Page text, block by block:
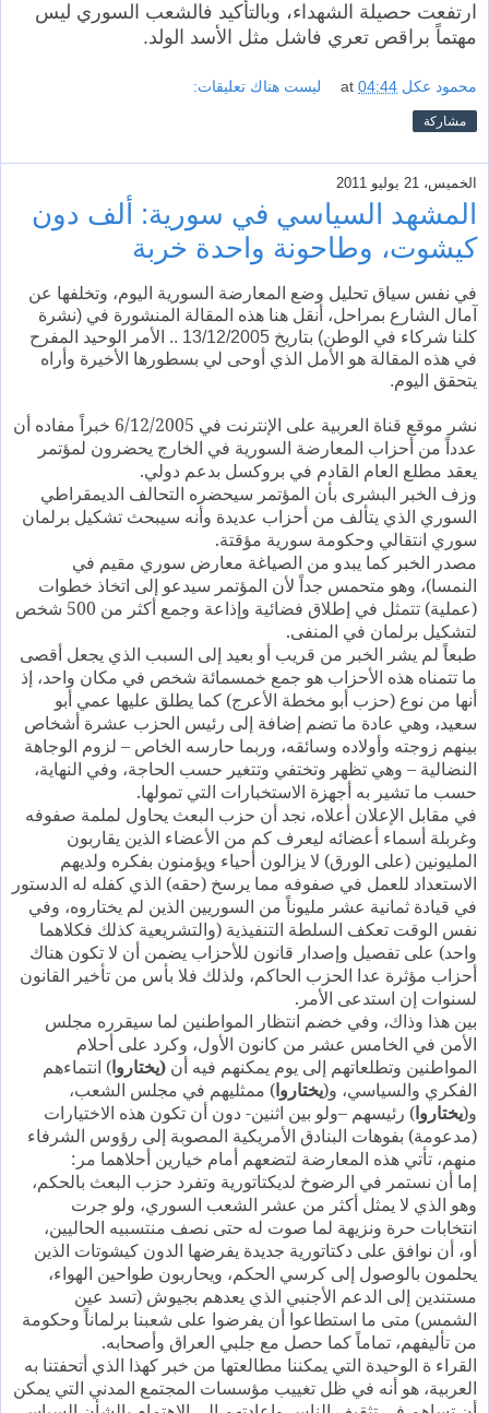
ارتفعت حصيلة الشهداء، وبالتأكيد فالشعب السوري ليس
مهتماً براقص تعري فاشل مثل الأسد الولد.
محمود عكل at 04:44 ليست هناك تعليقات:
مشاركة
الخميس، 21 يوليو 2011
المشهد السياسي في سورية: ألف دون
كيشوت، وطاحونة واحدة خربة
في نفس سياق تحليل وضع المعارضة السورية اليوم، وتخلفها عن
آمال الشارع بمراحل، أنقل هنا هذه المقالة المنشورة في (نشرة
كلنا شركاء في الوطن) بتاريخ 13/12/2005 .. الأمر الوحيد المفرح
في هذه المقالة هو الأمل الذي أوحى لي بسطورها الأخيرة وأراه
يتحقق اليوم.
نشر موقع قناة العربية على الإنترنت في 6/12/2005 خبراً مفاده أن
عدداً من أحزاب المعارضة السورية في الخارج يحضرون لمؤتمر
يعقد مطلع العام القادم في بروكسل بدعم دولي.
وزف الخبر البشرى بأن المؤتمر سيحضره التحالف الديمقراطي
السوري الذي يتألف من أحزاب عديدة وأنه سيبحث تشكيل برلمان
سوري انتقالي وحكومة سورية مؤقتة.
مصدر الخبر كما يبدو من الصياغة معارض سوري مقيم في
النمسا)، وهو متحمس جداً لأن المؤتمر سيدعو إلى اتخاذ خطوات
(عملية) تتمثل في إطلاق فضائية وإذاعة وجمع أكثر من 500 شخص
لتشكيل برلمان في المنفى.
طبعاً لم يشر الخبر من قريب أو بعيد إلى السبب الذي يجعل أقصى
ما تتمناه هذه الأحزاب هو جمع خمسمائة شخص في مكان واحد، إذ
أنها من نوع (حزب أبو مخطة الأعرج) كما يطلق عليها عمي أبو
سعيد، وهي عادة ما تضم إضافة إلى رئيس الحزب عشرة أشخاص
بينهم زوجته وأولاده وسائقه، وربما حارسه الخاص – لزوم الوجاهة
النضالية – وهي تظهر وتختفي وتتغير حسب الحاجة، وفي النهاية،
حسب ما تشير به أجهزة الاستخبارات التي تمولها.
في مقابل الإعلان أعلاه، نجد أن حزب البعث يحاول لملمة صفوفه
وغربلة أسماء أعضائه ليعرف كم من الأعضاء الذين يقاربون
المليونين (على الورق) لا يزالون أحياء ويؤمنون بفكره ولديهم
الاستعداد للعمل في صفوفه مما يرسخ (حقه) الذي كفله له الدستور
في قيادة ثمانية عشر مليوناً من السوريين الذين لم يختاروه، وفي
نفس الوقت تعكف السلطة التنفيذية (والتشريعية كذلك فكلاهما
واحد) على تفصيل وإصدار قانون للأحزاب يضمن أن لا تكون هناك
أحزاب مؤثرة عدا الحزب الحاكم، ولذلك فلا بأس من تأخير القانون
لسنوات إن استدعى الأمر.
بين هذا وذاك، وفي خضم انتظار المواطنين لما سيقرره مجلس
الأمن في الخامس عشر من كانون الأول، وكرد على أحلام
المواطنين وتطلعاتهم إلى يوم يمكنهم فيه أن (يختاروا) انتماءهم
الفكري والسياسي، و(يختاروا) ممثليهم في مجلس الشعب،
و(يختاروا) رئيسهم –ولو بين اثنين- دون أن تكون هذه الاختيارات
(مدعومة) بفوهات البنادق الأمريكية المصوبة إلى رؤوس الشرفاء
منهم، تأتي هذه المعارضة لتضعهم أمام خيارين أحلاهما مر:
إما أن نستمر في الرضوخ لديكتاتورية وتفرد حزب البعث بالحكم،
وهو الذي لا يمثل أكثر من عشر الشعب السوري، ولو جرت
انتخابات حرة ونزيهة لما صوت له حتى نصف منتسبيه الحاليين،
أو، أن نوافق على دكتاتورية جديدة يفرضها الدون كيشوتات الذين
يحلمون بالوصول إلى كرسي الحكم، ويحاربون طواحين الهواء،
مستندين إلى الدعم الأجنبي الذي يعدهم بجيوش (تسد عين
الشمس) متى ما استطاعوا أن يفرضوا على شعبنا برلماناً وحكومة
من تأليفهم، تماماً كما حصل مع جلبي العراق وأصحابه.
القراء ة الوحيدة التي يمكننا مطالعتها من خبر كهذا الذي أتحفتنا به
العربية، هو أنه في ظل تغييب مؤسسات المجتمع المدني التي يمكن